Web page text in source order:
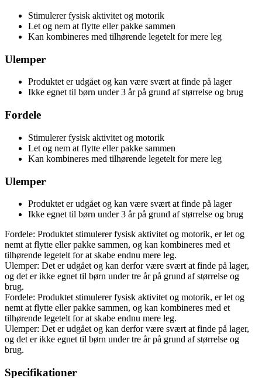
Stimulerer fysisk aktivitet og motorik
Let og nem at flytte eller pakke sammen
Kan kombineres med tilhørende legetelt for mere leg
Ulemper
Produktet er udgået og kan være svært at finde på lager
Ikke egnet til børn under 3 år på grund af størrelse og brug
Fordele
Stimulerer fysisk aktivitet og motorik
Let og nem at flytte eller pakke sammen
Kan kombineres med tilhørende legetelt for mere leg
Ulemper
Produktet er udgået og kan være svært at finde på lager
Ikke egnet til børn under 3 år på grund af størrelse og brug
Fordele: Produktet stimulerer fysisk aktivitet og motorik, er let og
nemt at flytte eller pakke sammen, og kan kombineres med et
tilhørende legetelt for at skabe endnu mere leg.
Ulemper: Det er udgået og kan derfor være svært at finde på lager,
og det er ikke egnet til børn under tre år på grund af størrelse og
brug.
Fordele: Produktet stimulerer fysisk aktivitet og motorik, er let og
nemt at flytte eller pakke sammen, og kan kombineres med et
tilhørende legetelt for at skabe endnu mere leg.
Ulemper: Det er udgået og kan derfor være svært at finde på lager,
og det er ikke egnet til børn under tre år på grund af størrelse og
brug.
Specifikationer